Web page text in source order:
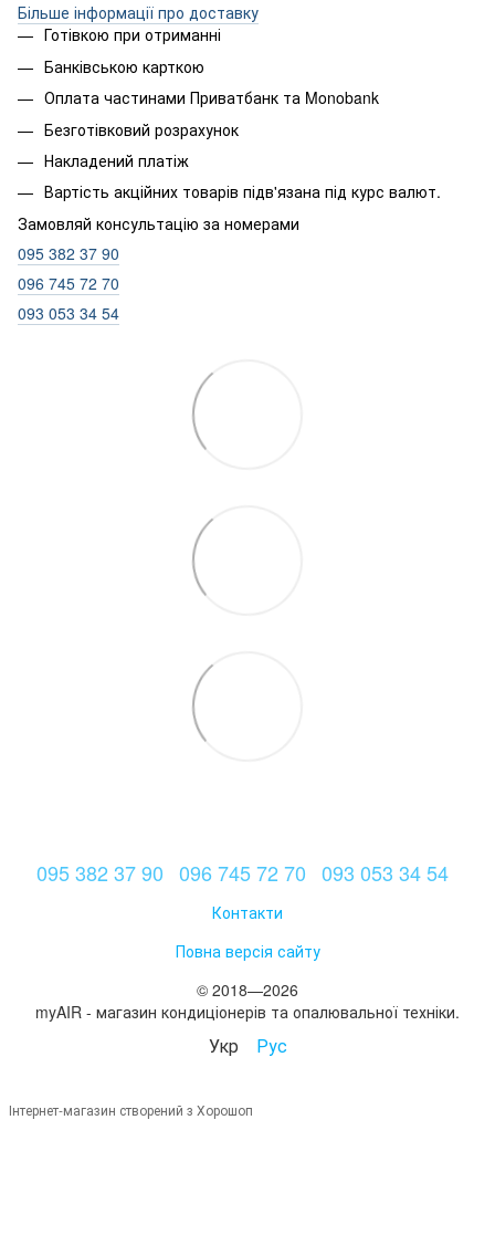
Більше інформації про доставку
Готівкою при отриманні
Банківською карткою
Оплата частинами Приватбанк та Monobank
Безготівковий розрахунок
Накладений платіж
Вартість акційних товарів підв'язана під курс валют.
Замовляй консультацію за номерами
095 382 37 90
096 745 72 70
093 053 34 54
095 382 37 90 096 745 72 70 093 053 34 54
Контакти
Повна версія сайту
© 2018—2026
myAIR - магазин кондиціонерів та опалювальної техніки.
Укр Рус
Інтернет-магазин створений з Хорошоп